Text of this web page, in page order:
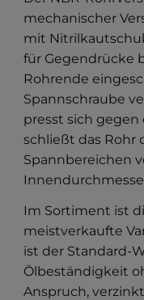
mechanischer
mit
für Gegendrücke
Rohrende
Spannschraube
presst sich
schließt das Rohr
Spannbereichen
Im Sortiment ist
meistverkaufte
ist der Standard-
Ölbeständigkeit
Anspruch,